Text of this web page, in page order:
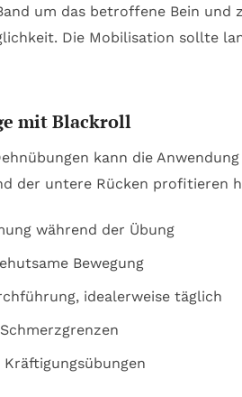
um das betroffene Bein
Die Mobilisation sollte
mit Blackroll
kann die
der untere Rücken profitieren
während der Übung
Bewegung
idealerweise täglich